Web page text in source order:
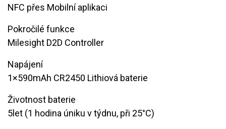
​NFC přes Mobilní aplikaci
Pokročilé funkce
Milesight D2D Controller
Napájení
​1×590mAh CR2450 Lithiová baterie
Životnost baterie
​5let (1 hodina úniku v týdnu, při 25°C)